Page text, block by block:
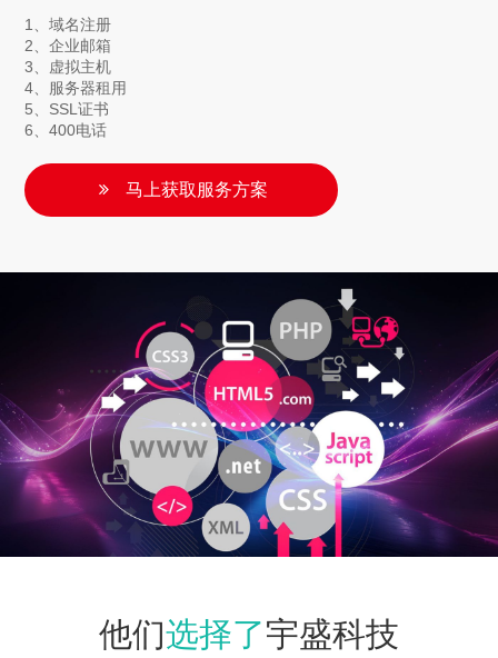
1、域名注册
2、企业邮箱
3、虚拟主机
4、服务器租用
5、SSL证书
6、400电话
马上获取服务方案
他们选择了宇盛科技